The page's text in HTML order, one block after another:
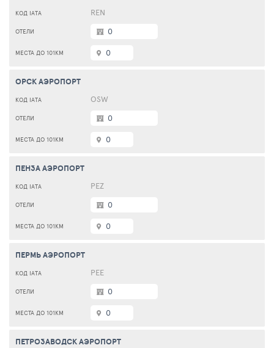
REN
0
0
ОРСК АЭРОПОРТ
OSW
0
0
ПЕНЗА АЭРОПОРТ
PEZ
0
0
ПЕРМЬ АЭРОПОРТ
PEE
0
0
ПЕТРОЗАВОДСК АЭРОПОРТ